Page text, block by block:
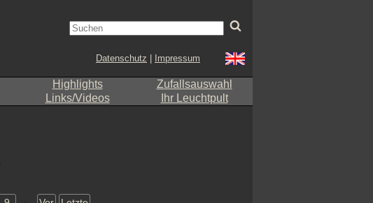
Datenschutz Impressum
Highlights
Zufallsauswahl
Links/Videos Ihr Leuchtpult